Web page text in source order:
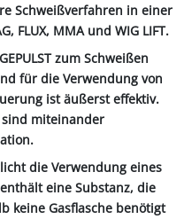
Schweißverfahren in einer
FLUX, MMA und WIG LIFT.
zum Schweißen
für die Verwendung von
ist äußerst effektiv.
miteinander
die Verwendung eines
eine Substanz, die
keine Gasflasche benötigt